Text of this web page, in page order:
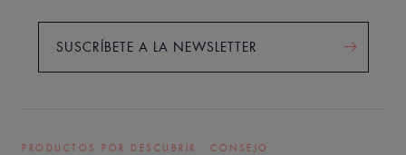
SUSCRÍBETE A LA NEWSLETTER
PRODUCTOS POR DESCUBRIR CONSEJO